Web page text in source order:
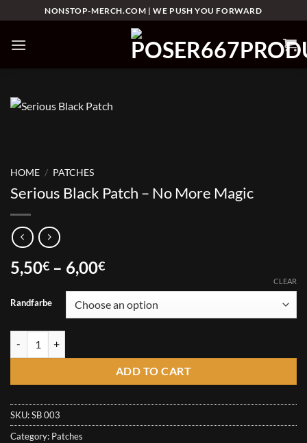
to
content
NONSTOP-MERCH.COM | WE PUSH YOU FORWARD
HOME / PATCHES
Serious Black Patch – No More Magic
5,50€ – 6,00€Price
5,50€
through
Randfarbe
CLEAR
ADD TO CART
SKU:SB 003
Category: Patches